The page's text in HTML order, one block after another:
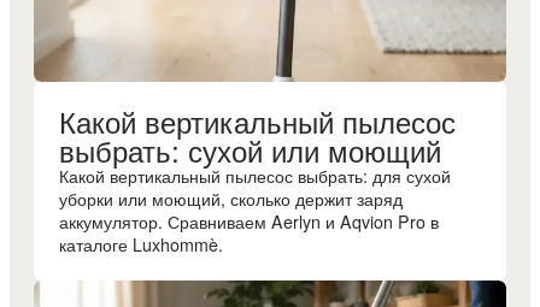
Какой вертикальный пылесос
выбрать: сухой или моющий
Какой вертикальный пылесос выбрать: для сухой
уборки или моющий, сколько держит заряд
аккумулятор. Сравниваем Aerlyn и Aqvion Pro в
каталоге Luxhommè.